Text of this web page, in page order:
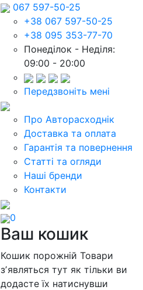
067 597-50-25
+38 067 597-50-25
+38 095 353-77-70
Понеділок - Неділя:
09:00 - 20:00
Передзвоніть мені
Про Авторасходнік
Доставка та оплата
Гарантія та повернення
Статті та огляди
Наші бренди
Контакти
0
Ваш кошик
Кошик порожнійТовари
зʼявляться тут як тільки ви
додасте їх натиснувши